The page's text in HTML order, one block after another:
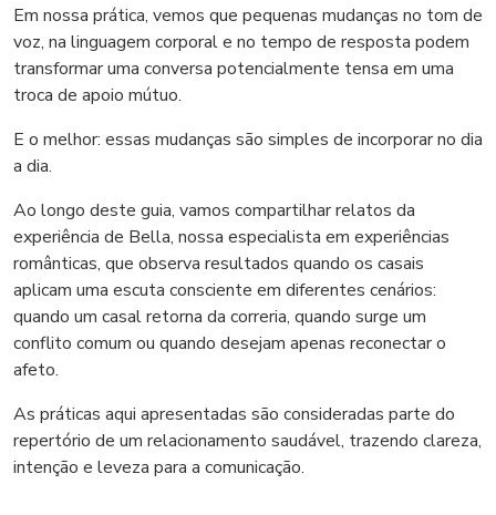
Em nossa prática, vemos que pequenas mudanças no tom de
voz, na linguagem corporal e no tempo de resposta podem
transformar uma conversa potencialmente tensa em uma
troca de apoio mútuo.
E o melhor: essas mudanças são simples de incorporar no dia
a dia.
Ao longo deste guia, vamos compartilhar relatos da
experiência de Bella, nossa especialista em experiências
românticas, que observa resultados quando os casais
aplicam uma escuta consciente em diferentes cenários:
quando um casal retorna da correria, quando surge um
conflito comum ou quando desejam apenas reconectar o
afeto.
As práticas aqui apresentadas são consideradas parte do
repertório de um relacionamento saudável, trazendo clareza,
intenção e leveza para a comunicação.